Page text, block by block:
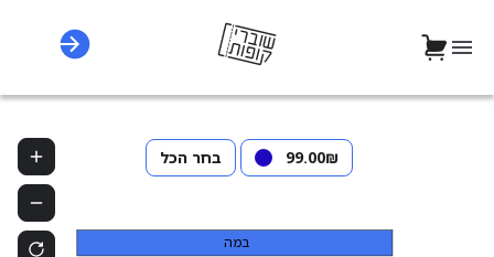
בחר הכל ‏99.00 ‏₪
במה